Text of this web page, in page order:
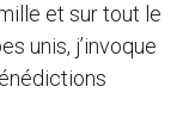
et sur tout le
unis, j’invoque